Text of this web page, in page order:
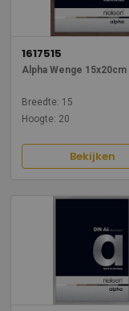
1617515
Alpha Wenge 15x20cm
Breedte: 15
Hoogte: 20
Bekijken